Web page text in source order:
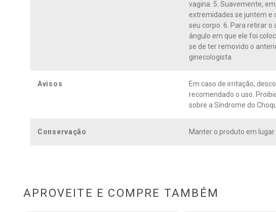
vagina. 5. Suavemente,
extremidades se juntem e
seu corpo. 6. Para retirar
ângulo em que ele foi
se de ter removido o
ginecologista.
Avisos
Em caso de irritação,
recomendado o uso.
sobre a Síndrome do
Conservação Manter o produto em lugar
APROVEITE E COMPRE TAMBÉM